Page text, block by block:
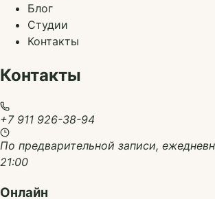
Блог
Студии
Контакты
Контакты
+7 911 926-38-94
По предварительной записи,
21:00
Онлайн